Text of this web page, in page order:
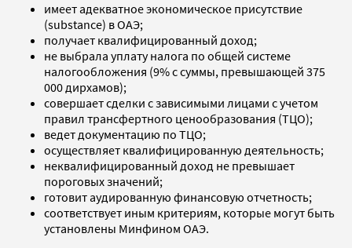
имеет адекватное экономическое присутствие
(substance) в ОАЭ;
получает квалифицированный доход;
не выбрала уплату налога по общей системе
налогообложения (9% с суммы, превышающей 375
000 дирхамов);
совершает сделки с зависимыми лицами с учетом
правил трансфертного ценообразования (ТЦО);
ведет документацию по ТЦО;
осуществляет квалифицированную деятельность;
неквалифицированный доход не превышает
пороговых значений;
готовит аудированную финансовую отчетность;
соответствует иным критериям, которые могут быть
установлены Минфином ОАЭ.